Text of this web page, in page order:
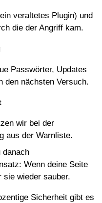
veraltetes Plugin) und
die der Angriff kam.
Passwörter, Updates
den nächsten Versuch.
wir bei der
aus der Warnliste.
danach
Wenn deine Seite
wieder sauber.
Sicherheit gibt es